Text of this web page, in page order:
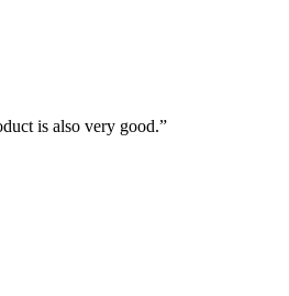
is also very good.”